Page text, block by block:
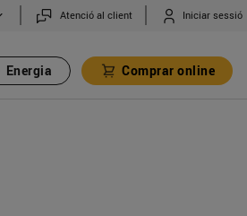
Atenció al client Iniciar sessió
Energia Comprar online